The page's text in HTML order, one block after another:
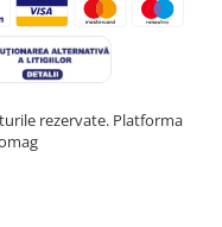
rezervate. Platforma